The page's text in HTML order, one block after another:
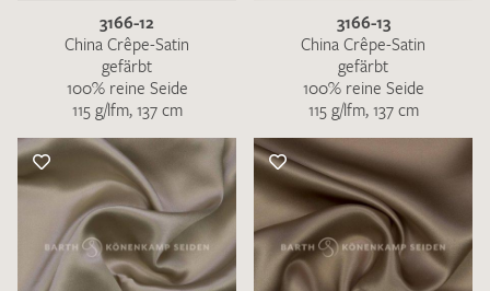
3166-12
China Crêpe-Satin
gefärbt
100% reine Seide
115 g/lfm, 137 cm
3166-13
China Crêpe-Satin
gefärbt
100% reine Seide
115 g/lfm, 137 cm